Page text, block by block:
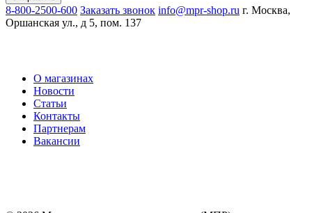
8-800-2500-600 Заказать звонок info@mpr-shop.ru г. Москва,
Оршанская ул., д 5, пом. 137
О магазинах
Новости
Статьи
Контакты
Партнерам
Вакансии